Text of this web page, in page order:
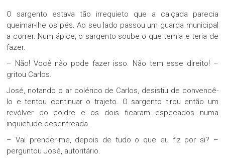
O sargento estava tão irrequieto que a calçada parecia
queimar-lhe os pés. Ao seu lado passou um guarda municipal
a correr. Num ápice, o sargento soube o que temia e teria de
fazer.
– Não! Você não pode fazer isso. Não tem esse direito! –
gritou Carlos.
José, notando o ar colérico de Carlos, desistiu de convencê-
lo e tentou continuar o trajeto. O sargento tirou então um
revólver do coldre e os dois ficaram especados numa
inquietude desenfreada.
– Vai prender-me, depois de tudo o que eu fiz por si? –
perguntou José, autoritário.